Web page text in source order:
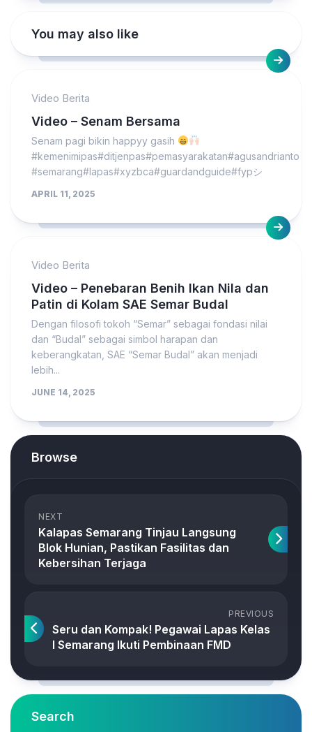
You may also like
Video Berita
Video – Senam Bersama
Senam pagi bikin happyy gasih
#kemenimipas#ditjenpas#pemasyarakatan#agusandrianto
#semarang#lapas#xyzbca#guardandguide#fypシ
APRIL 11, 2025
Video Berita
Video – Penebaran Benih Ikan Nila dan
Patin di Kolam SAE Semar Budal
Dengan filosofi tokoh “Semar” sebagai fondasi nilai
dan “Budal” sebagai simbol harapan dan
keberangkatan, SAE “Semar Budal” akan menjadi
lebih...
JUNE 14, 2025
Browse
NEXT
Kalapas Semarang Tinjau Langsung
Blok Hunian, Pastikan Fasilitas dan
Kebersihan Terjaga
PREVIOUS
Seru dan Kompak! Pegawai Lapas Kelas
I Semarang Ikuti Pembinaan FMD
Search